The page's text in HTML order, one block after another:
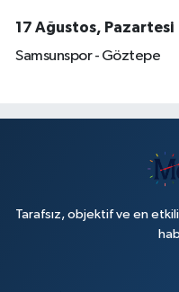
17 Ağustos, Pazartesi
Samsunspor - Göztepe
Tarafsız, objektif ve en